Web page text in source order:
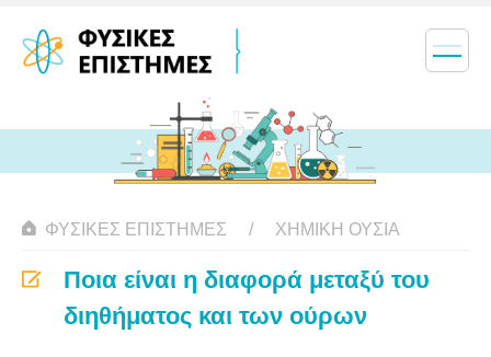
ΦΥΣΙΚΈΣ ΕΠΙΣΤΉΜΕΣ ΧΗΜΙΚΉ ΟΥΣΊΑ
Ποια είναι η διαφορά μεταξύ του
διηθήματος και των ούρων